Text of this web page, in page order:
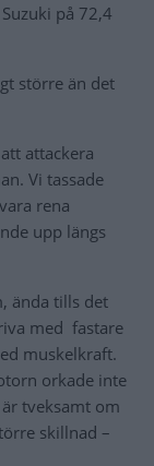
på 72,4
större än det
attackera
Vi tassade
rena
upp längs
ända tills det
med fastare
muskelkraft.
orkade inte
tveksamt om
skillnad –